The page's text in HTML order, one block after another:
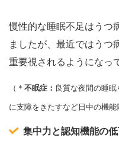
慢性的な睡眠不足はうつ
ましたが、最近ではうつ
重要視されるようになっ
（＊ 不眠症： 良質な夜間の睡
に支障をきたすなど日中の機能
集中力と認知機能の